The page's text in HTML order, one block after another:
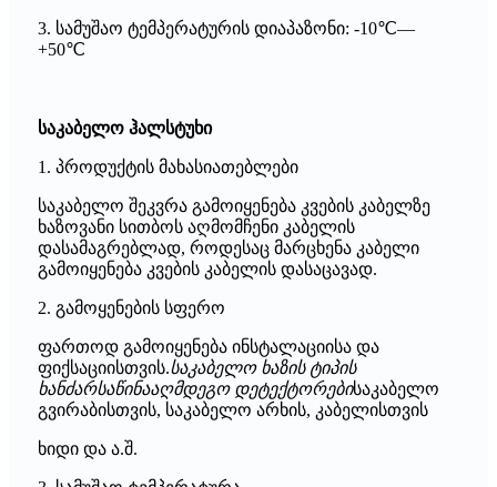
3. სამუშაო ტემპერატურის დიაპაზონი: -10℃—
+50℃
საკაბელო ჰალსტუხი
1. პროდუქტის მახასიათებლები
საკაბელო შეკვრა გამოიყენება კვების კაბელზე
ხაზოვანი სითბოს აღმომჩენი კაბელის
დასამაგრებლად, როდესაც მარცხენა კაბელი
გამოიყენება კვების კაბელის დასაცავად.
2. გამოყენების სფერო
ფართოდ გამოიყენება ინსტალაციისა და
ფიქსაციისთვის.საკაბელო ხაზის ტიპის
ხანძარსაწინააღმდეგო დეტექტორებისაკაბელო
გვირაბისთვის, საკაბელო არხის, კაბელისთვის
ხიდი და ა.შ.